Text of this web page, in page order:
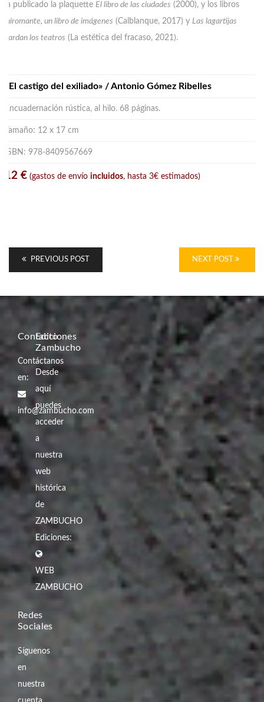
Ha publicado la plaquette El libro de las ciudades (2000), y los libros
Quiromante, un libro de imágenes (Calblanque, 2017) y Las lagartijas
guardan los teatros (La estética del fracaso, 2021).
«El castigo del exiliado» / Antonio Gómez Ribelles
Encuadernación rústica, al hilo. 68 páginas.
Tamaño: 12 x 17 cm
ISBN: 978-8409567669
12 € (gastos de envío incluidos, hasta 3€ estimados)
PREVIOUS POST NEXT POST
Contacto
Contáctanos
en:
info@zambucho.com
Ediciones
Zambucho
Desde
aquí
puedes
acceder
a
nuestra
web
histórica
de
ZAMBUCHO
Ediciones:
WEB
ZAMBUCHO
Redes
Sociales
Síguenos
en
nuestra